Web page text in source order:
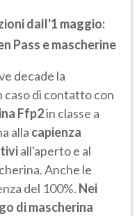
dall'1 maggio:
Pass e mascherine
decade la
caso di contatto con
Ffp2in classe a
alla capienza
all'aperto e al
Anche le
del 100%. Nei
di mascherina